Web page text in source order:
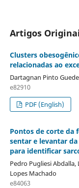
Artigos
Clusters
relacionadas ao
Dartagnan Pinto
e82910
PDF (English)
Pontos de corte da
sentar e levantar
para identificar
Pedro Pugliesi
Lopes Machado
e84063